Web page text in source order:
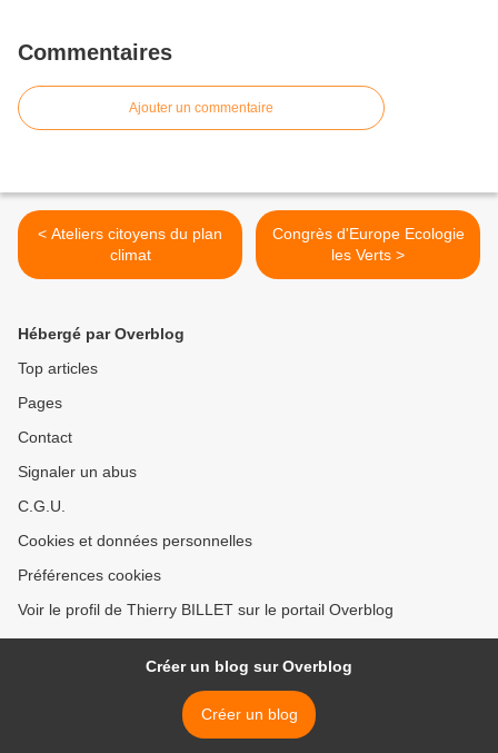
Commentaires
Ajouter un commentaire
< Ateliers citoyens du plan
climat
Congrès d'Europe Ecologie
les Verts >
Hébergé par Overblog
Top articles
Pages
Contact
Signaler un abus
C.G.U.
Cookies et données personnelles
Préférences cookies
Voir le profil de Thierry BILLET sur le portail Overblog
Créer un blog sur Overblog
Créer un blog